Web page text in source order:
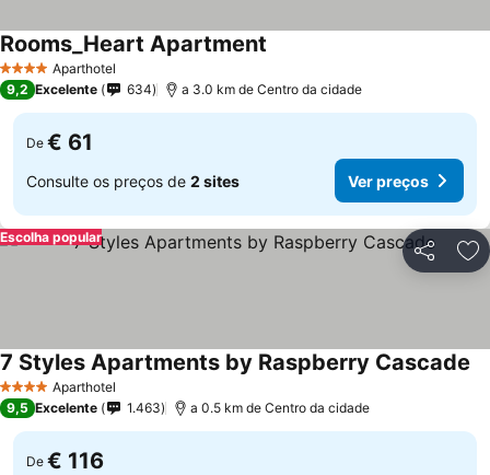
4 EstrelasAparthotel
Rooms_Heart Apartment
9,2 Excelente 634 a 3.0 km de Centro da cidade
De € 61
Consulte os preços de 2 sites Ver preços
Partilhar
Escolha popular
4 EstrelasAparthotel
7 Styles Apartments by Raspberry Cascade
9,5 Excelente 1.463 a 0.5 km de Centro da cidade
De € 116